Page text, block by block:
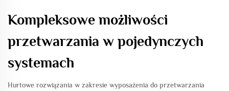
Kompleksowe możliwości
przetwarzania w pojedynczych
systemach
Hurtowe rozwiązania w zakresie wyposażenia do przetwarzania